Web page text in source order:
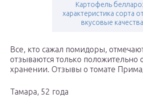
Картофель
характеристика сорта
вкусовые качества
Все, кто сажал помидоры,
отзываются только
хранении. Отзывы о томате
Тамара, 52 года